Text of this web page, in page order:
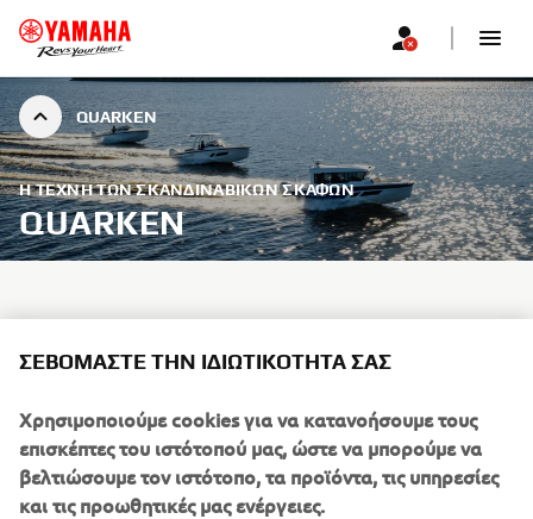
QUARKEN
Η ΤΈΧΝΗ ΤΩΝ ΣΚΑΝΔΙΝΑΒΙΚΏΝ ΣΚΑΦΏΝ
QUARKEN
ΣΕΒΌΜΑΣΤΕ ΤΗΝ ΙΔΙΩΤΙΚΌΤΗΤΆ ΣΑΣ
Χρησιμοποιούμε cookies για να κατανοήσουμε τους
επισκέπτες του ιστότοπού μας, ώστε να μπορούμε να
βελτιώσουμε τον ιστότοπο, τα προϊόντα, τις υπηρεσίες
και τις προωθητικές μας ενέργειες.